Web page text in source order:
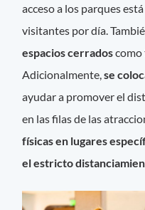
acceso a los parques
visitantes por día.
espacios cerradoscomo
Adicionalmente,se
ayudar a promover el
en las filas de las
físicas en lugares
el estricto